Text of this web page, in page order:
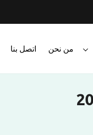
من نحن اتصل بنا